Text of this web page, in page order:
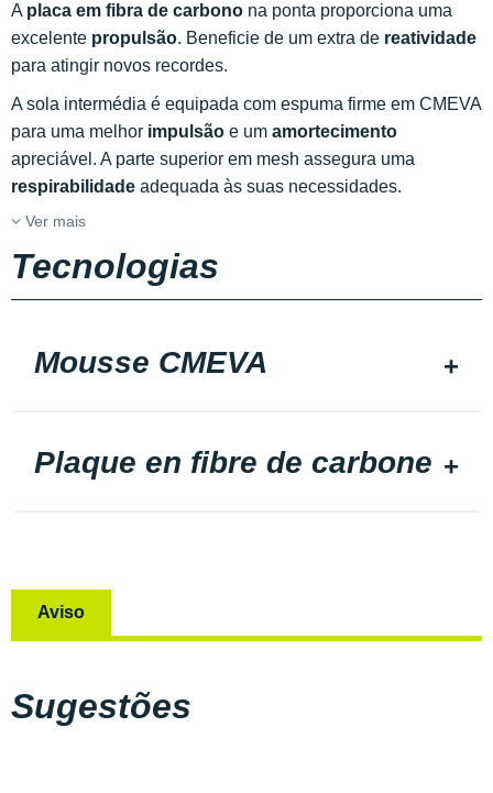
A placa em fibra de carbono na ponta proporciona uma
excelente propulsão. Beneficie de um extra de reatividade
para atingir novos recordes.
A sola intermédia é equipada com espuma firme em CMEVA
para uma melhor impulsão e um amortecimento
apreciável. A parte superior em mesh assegura uma
respirabilidade adequada às suas necessidades.
Ver mais
Tecnologias
Mousse CMEVA
Plaque en fibre de carbone
Aviso
Sugestões